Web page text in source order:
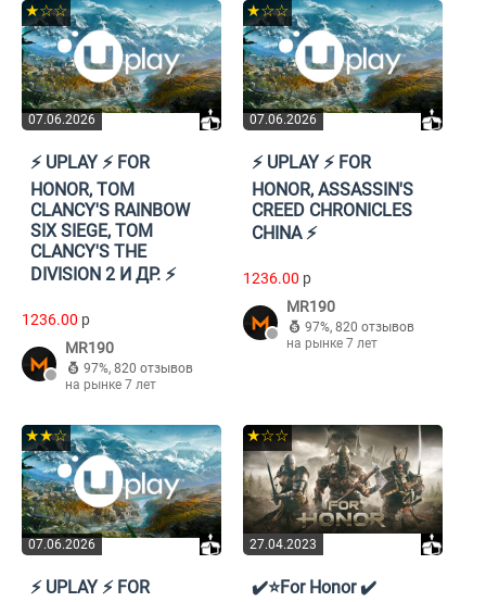
07.06.2026
★☆☆
⚡️ UPLAY ⚡️ FOR
HONOR, TOM
CLANCY'S RAINBOW
SIX SIEGE, TOM
CLANCY'S THE
DIVISION 2 И ДР. ⚡️
1236.00 p
MR190
97%, 820 отзывов
на рынке 7 лет
07.06.2026
★☆☆
⚡️ UPLAY ⚡️ FOR
HONOR, ASSASSIN'S
CREED CHRONICLES
CHINA ⚡️
1236.00 p
MR190
97%, 820 отзывов
на рынке 7 лет
07.06.2026
★★☆
⚡️ UPLAY ⚡️ FOR
27.04.2023
★☆☆
✔️⭐For Honor ✔️